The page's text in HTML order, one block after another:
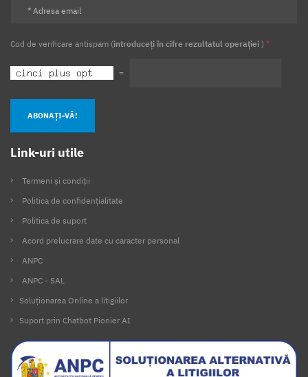
Cod de verificare antispam (introduceți în cifre rezultatul operației ) *
=
ABONAȚI-VĂ!
Link-uri utile
Termeni și condiții
Politica de confidențialitate
Politica de suport
Acord prelucrare date cu caracter personal
ANPC
ANPC - SAL
Soluționarea Online a litigiilor
Suport prin Chatbot Pionier AI